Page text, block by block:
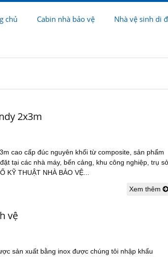
chủ Cabin nhà bảo vệ Nhà vệ sinh di
2x3m
cao cấp đúc nguyên khối từ composite, sản phẩm
tại các nhà máy, bến cảng, khu công nghiệp, trụ
THUẬT NHÀ BẢO VỆ...
Xem thêm
vệ
sản xuất bằng inox được chúng tôi nhập khẩu